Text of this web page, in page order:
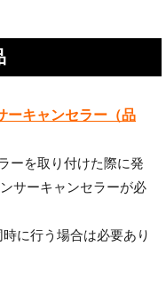
ーキャンセラー（品
ーを取り付けた際に発
サーキャンセラーが必
に行う場合は必要あり